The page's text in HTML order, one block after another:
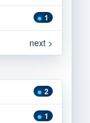
1
next >
2
1